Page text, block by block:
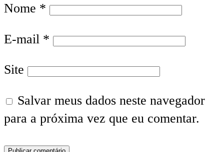
Nome *
E-mail *
Site
Salvar meus dados neste navegador
para a próxima vez que eu comentar.